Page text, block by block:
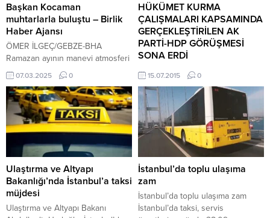
Başkan Kocaman
muhtarlarla buluştu – Birlik
Haber Ajansı
ÖMER İLGEÇ/GEBZE-BHA
Ramazan ayının manevi atmosferi
vesilesiyle, Kartepe Kaymakamı
Hasan Öztürk ve Kartepe
Belediye Başkanı Av. Mustafa
Kocaman, Kartepeli muhtarlarla
Derbent Park Otel’de buluştu.
İftar programına Kaymakam
Öztürk ve Başkan Kocaman’ın
yanı sıra belediye başkan
yardımcıları, birim müdürleri,
Kartepe Muhtarlar Derneği
Başkanı Hüseyin Türker ile
toplam 32 mahalle muhtarı da...
07.03.2025 0
HÜKÜMET KURMA
ÇALIŞMALARI KAPSAMINDA
GERÇEKLEŞTİRİLEN AK
PARTİ-HDP GÖRÜŞMESİ
SONA ERDİ
Başbakan HDP ile görüştü…
Hükümet kurma çalışmaları
kapsamında gerçekleştirilen AK
Parti – HDP görüşmesi sona erdi.
Hükümet kurmak için Cumhuriyet
Halk Partisi (CHP) ve Milliyetçi
Hareket (MHP) ile görüşen AK
Parti, ilk tur görüşmelerini bugün
Halkların Demokratik Partisi (HDP)
bir araya geldi. Saat 11.00’da HDP
Genel Merkezi’nde başlayan ve
yaklaşık...
15.07.2015 0
Ulaştırma ve Altyapı
Bakanlığı’nda İstanbul’a taksi
müjdesi
Ulaştırma ve Altyapı Bakanı
İstanbul’da toplu ulaşıma
zam
İstanbul’da toplu ulaşıma zam
İstanbul’da taksi, servis